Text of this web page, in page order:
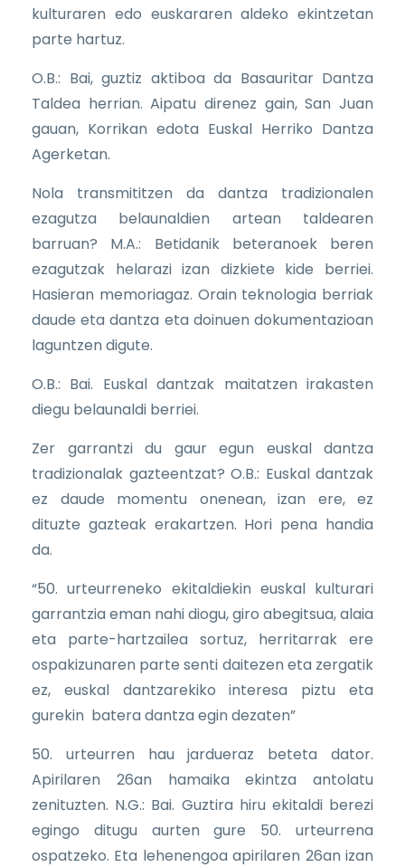
kulturaren edo euskararen aldeko ekintzetan
parte hartuz.
O.B.: Bai, guztiz aktiboa da Basauritar Dantza
Taldea herrian. Aipatu direnez gain, San Juan
gauan, Korrikan edota Euskal Herriko Dantza
Agerketan.
Nola transmititzen da dantza tradizionalen
ezagutza belaunaldien artean taldearen
barruan? M.A.: Betidanik beteranoek beren
ezagutzak helarazi izan dizkiete kide berriei.
Hasieran memoriagaz. Orain teknologia berriak
daude eta dantza eta doinuen dokumentazioan
laguntzen digute.
O.B.: Bai. Euskal dantzak maitatzen irakasten
diegu belaunaldi berriei.
Zer garrantzi du gaur egun euskal dantza
tradizionalak gazteentzat? O.B.: Euskal dantzak
ez daude momentu onenean, izan ere, ez
dituzte gazteak erakartzen. Hori pena handia
da.
“50. urteurreneko ekitaldiekin euskal kulturari
garrantzia eman nahi diogu, giro abegitsua, alaia
eta parte-hartzailea sortuz, herritarrak ere
ospakizunaren parte senti daitezen eta zergatik
ez, euskal dantzarekiko interesa piztu eta
gurekin batera dantza egin dezaten”
50. urteurren hau jardueraz beteta dator.
Apirilaren 26an hamaika ekintza antolatu
zenituzten. N.G.: Bai. Guztira hiru ekitaldi berezi
egingo ditugu aurten gure 50. urteurrena
ospatzeko. Eta lehenengoa apirilaren 26an izan